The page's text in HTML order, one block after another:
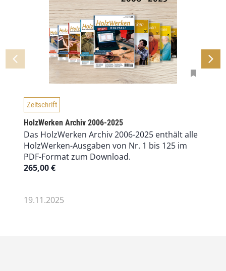
Zeitschrift
HolzWerken Archiv 2006-2025
Das HolzWerken Archiv 2006-2025 enthält alle
HolzWerken-Ausgaben von Nr. 1 bis 125 im
PDF-Format zum Download.
265,00€
19.11.2025